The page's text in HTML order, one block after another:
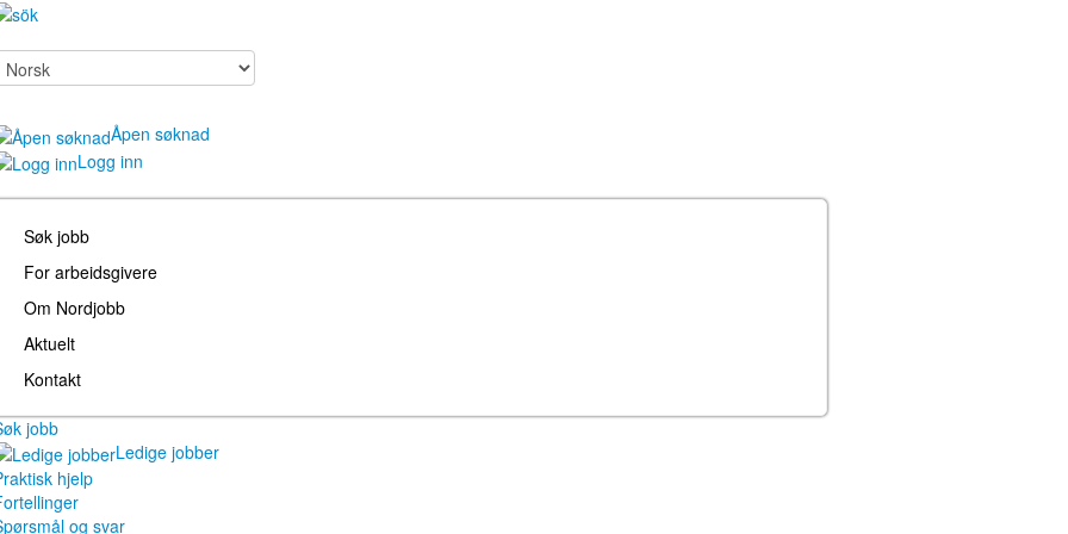
Åpen søknad
Logg inn
Søk jobb
For arbeidsgivere
Om Nordjobb
Aktuelt
Kontakt
jobb
Ledige jobber
hjelp
og svar